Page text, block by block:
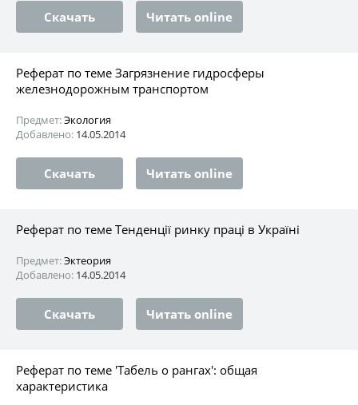
Скачать Читать online
Реферат по теме Загрязнение гидросферы
железнодорожным транспортом
Предмет:Экология
Добавлено: 14.05.2014
Скачать Читать online
Реферат по теме Тенденції ринку праці в Україні
Предмет:Эктеория
Добавлено: 14.05.2014
Скачать Читать online
Реферат по теме 'Табель о рангах': общая
характеристика